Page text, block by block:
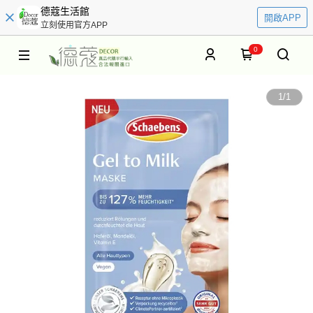
德蔻生活館
立刻使用官方APP
開啟APP
0
1/1